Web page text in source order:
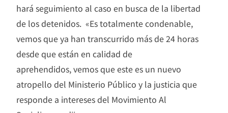
hará seguimiento al caso en busca de la libertad
de los detenidos. «Es totalmente condenable,
vemos que ya han transcurrido más de 24 horas
desde que están en calidad de
aprehendidos, vemos que este es un nuevo
atropello del Ministerio Público y la justicia que
responde a intereses del Movimiento Al